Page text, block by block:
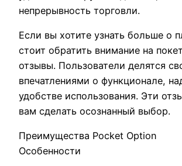
непрерывность торговли.
Если вы хотите узнать больше о
стоит обратить внимание на
отзывы. Пользователи делятся
впечатлениями о функционале,
удобстве использования. Эти
вам сделать осознанный выбор.
Преимущества Pocket Option
Особенности